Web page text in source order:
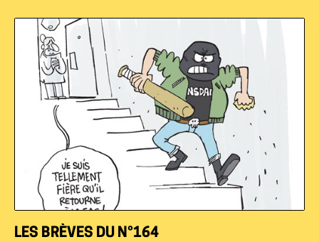
LES BRÈVES DU N°164